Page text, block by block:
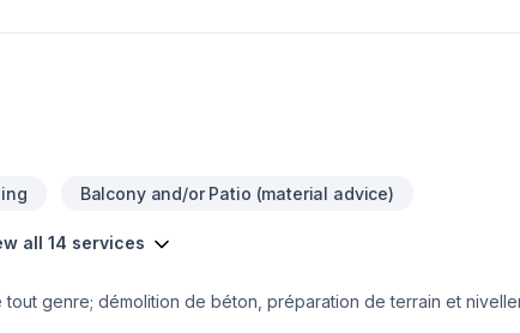
Balcony and/or Patio (material advice)
all 14 services
genre; démolition de béton, préparation de terrain et